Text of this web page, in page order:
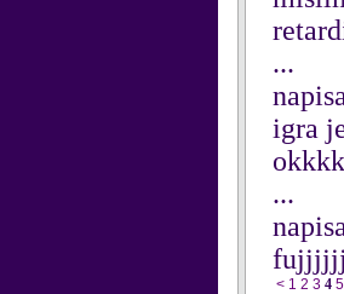
...
igra
...
< 1 2 3 4 5